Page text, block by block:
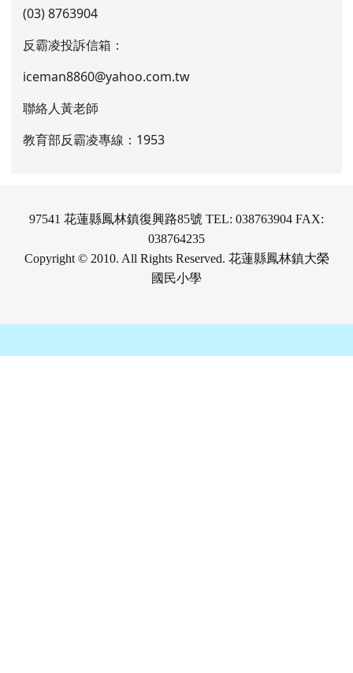
(03) 8763904
反霸凌投訴信箱：
iceman8860@yahoo.com.tw
聯絡人黃老師
教育部反霸凌專線：1953
97541 花蓮縣鳳林鎮復興路85號 TEL: 038763904 FAX:
038764235
Copyright © 2010. All Rights Reserved. 花蓮縣鳳林鎮大榮
國民小學